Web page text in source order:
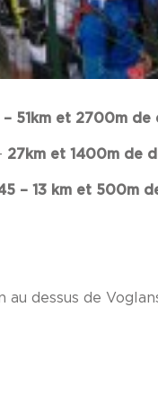
51km et 2700m de
27km et 1400m de
– 13 km et 500m
dessus de